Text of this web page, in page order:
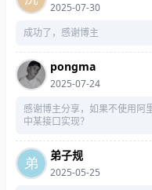
2025-07-30
成功了，感谢博主
pongma
2025-07-24
感谢博主分享，如果不使用阿
中某接口实现？
弟子规
2025-05-25